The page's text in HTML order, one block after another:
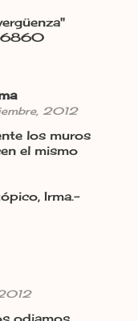
2012
los muros
el mismo
Irma.-
odiamos